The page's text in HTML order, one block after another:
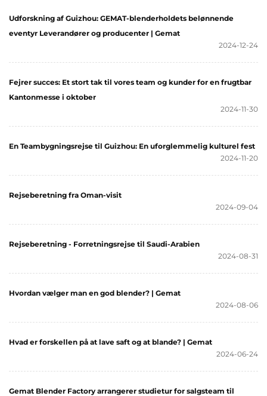
Udforskning af Guizhou: GEMAT-blenderholdets belønnende
eventyr Leverandører og producenter | Gemat
2024-12-24
Fejrer succes: Et stort tak til vores team og kunder for en frugtbar
Kantonmesse i oktober
2024-11-30
En Teambygningsrejse til Guizhou: En uforglemmelig kulturel fest
2024-11-20
Rejseberetning fra Oman-visit
2024-09-04
Rejseberetning - Forretningsrejse til Saudi-Arabien
2024-08-31
Hvordan vælger man en god blender? | Gemat
2024-08-06
Hvad er forskellen på at lave saft og at blande? | Gemat
2024-06-24
Gemat Blender Factory arrangerer studietur for salgsteam til